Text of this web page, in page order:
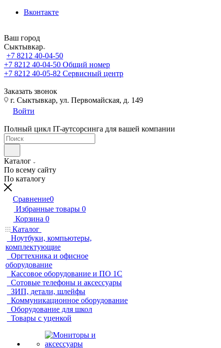
Вконтакте
Ваш город
Сыктывкар
+7 8212 40-04-50
+7 8212 40-04-50 Общий номер
+7 8212 40-05-82 Сервисный центр
Заказать звонок
г. Сыктывкар, ул. Первомайская, д. 149
Войти
Полный цикл IT-аутсорсинга для вашей компании
Каталог
По всему сайту
По каталогу
Сравнение0
Избранные товары 0
Корзина 0
Каталог
Ноутбуки, компьютеры,
комплектующие
Оргтехника и офисное
оборудование
Кассовое оборудование и ПО 1С
Сотовые телефоны и аксессуары
ЗИП, детали, шлейфы
Коммуникационное оборудование
Оборудование для школ
Товары с уценкой